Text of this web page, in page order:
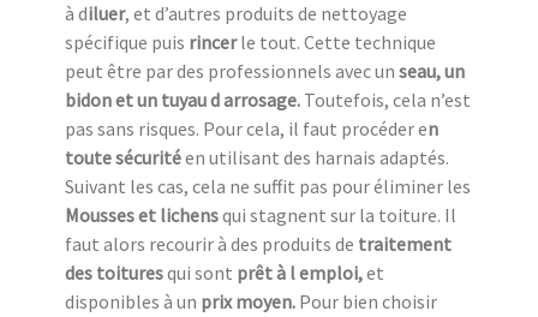
à diluer, et d’autres produits de nettoyage
spécifique puis rincerle tout. Cette technique
peut être par des professionnels avec un seau, un
bidon et un tuyau d arrosage. Toutefois, cela n’est
pas sans risques. Pour cela, il faut procéder en
toute sécuritéen utilisant des harnais adaptés.
Suivant les cas, cela ne suffit pas pour éliminer les
Mousses et lichensqui stagnent sur la toiture. Il
faut alors recourir à des produits de traitement
des toituresqui sont prêt à l emploi,et
disponibles à un prix moyen. Pour bien choisir